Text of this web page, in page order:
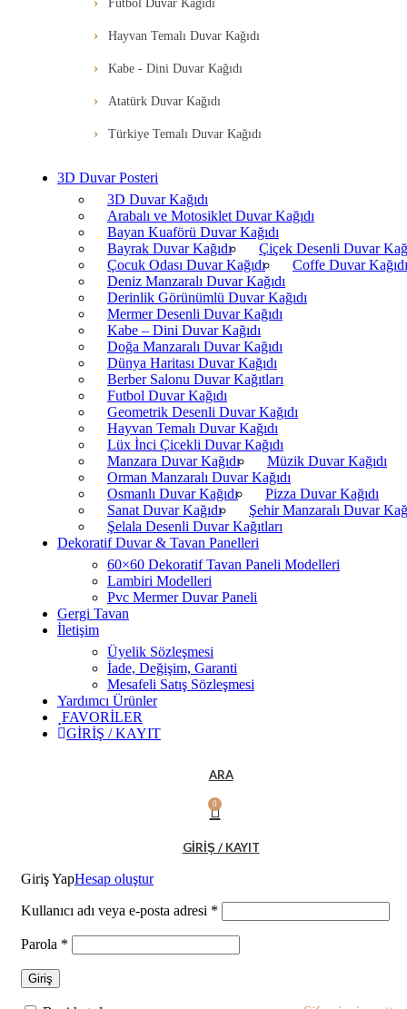
Futbol Duvar Kağıdı
Hayvan Temalı Duvar Kağıdı
Kabe - Dini Duvar Kağıdı
Atatürk Duvar Kağıdı
Türkiye Temalı Duvar Kağıdı
3D Duvar Posteri
3D Duvar Kağıdı
Arabalı ve Motosiklet Duvar Kağıdı
Bayan Kuaförü Duvar Kağıdı
Bayrak Duvar Kağıdı
Çiçek Desenli Duvar
Çocuk Odası Duvar Kağıdı
Coffe Duvar Kağıdı
Deniz Manzaralı Duvar Kağıdı
Derinlik Görünümlü Duvar Kağıdı
Mermer Desenli Duvar Kağıdı
Kabe – Dini Duvar Kağıdı
Doğa Manzaralı Duvar Kağıdı
Dünya Haritası Duvar Kağıdı
Berber Salonu Duvar Kağıtları
Futbol Duvar Kağıdı
Geometrik Desenli Duvar Kağıdı
Hayvan Temalı Duvar Kağıdı
Lüx İnci Çicekli Duvar Kağıdı
Manzara Duvar Kağıdı
Müzik Duvar Kağıdı
Orman Manzaralı Duvar Kağıdı
Osmanlı Duvar Kağıdı
Pizza Duvar Kağıdı
Sanat Duvar Kağıdı
Şehir Manzaralı Duvar
Şelala Desenli Duvar Kağıtları
Dekoratif Duvar & Tavan Panelleri
60×60 Dekoratif Tavan Paneli Modelleri
Lambiri Modelleri
Pvc Mermer Duvar Paneli
Gergi Tavan
İletişim
Üyelik Sözleşmesi
İade, Değişim, Garanti
Mesafeli Satış Sözleşmesi
Yardımcı Ürünler
FAVORİLER
GİRİŞ / KAYIT
ARA
0
GIRIŞ / KAYIT
Giriş YapHesap oluştur
Kullanıcı adı veya e-posta adresi *
Parola *
Giriş